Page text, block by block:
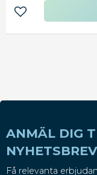
Lägg till i
ANMÄL DIG
NYHETSBREV
Få relevanta